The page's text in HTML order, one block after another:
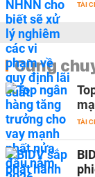
TÀI
Cùng
TÀI